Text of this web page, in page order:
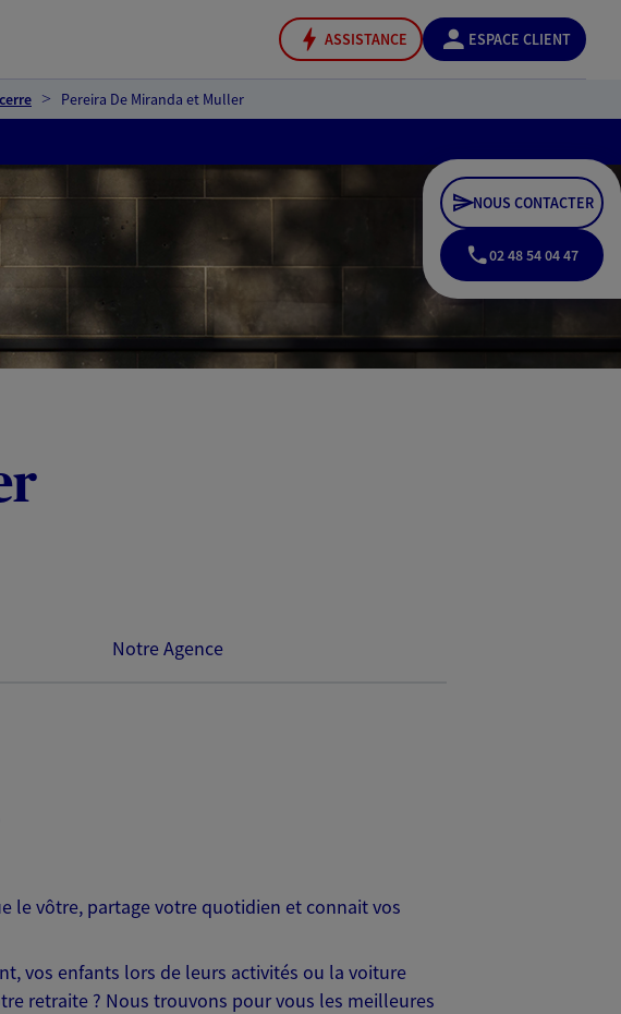
ASSISTANCE ESPACE CLIENT
Pereira De Miranda et Muller
NOUS CONTACTER
02 48 54 04 47
Notre Agence
le vôtre, partage votre quotidien et connait vos
vos enfants lors de leurs activités ou la voiture
retraite ? Nous trouvons pour vous les meilleures